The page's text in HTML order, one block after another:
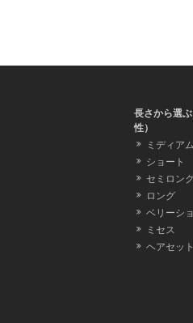
長さから選
性）
ミディアム
ショート
セミロン
ロング
ベリーシ
ミセス
ヘアセット